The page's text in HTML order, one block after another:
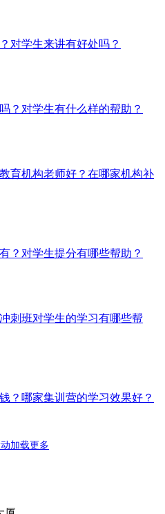
对学生来讲有好处吗？
？对学生有什么样的帮助？
育机构老师好？在哪家机构补
？对学生提分有哪些帮助？
刺班对学生的学习有哪些帮
？哪家集训营的学习效果好？
加载更多